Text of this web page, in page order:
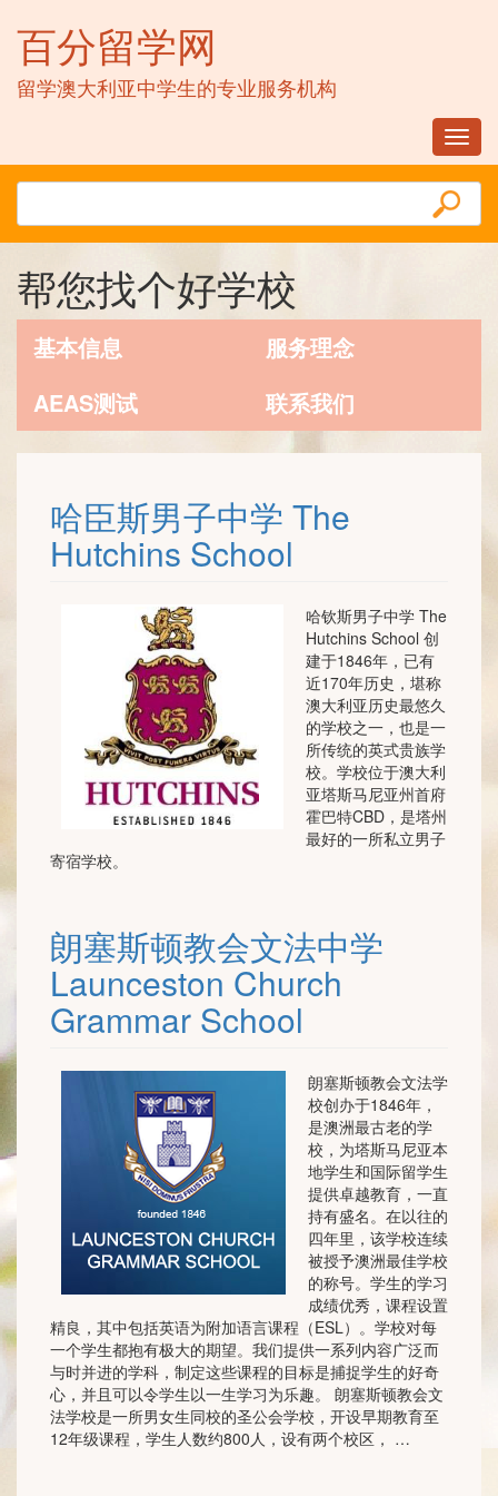
百分留学网
留学澳大利亚中学生的专业服务机构
帮您找个好学校
基本信息
服务理念
AEAS测试
联系我们
哈臣斯男子中学 The
Hutchins School
哈钦斯男子中学 The
Hutchins School 创
建于1846年，已有
近170年历史，堪称
澳大利亚历史最悠久
的学校之一，也是一
所传统的英式贵族学
校。学校位于澳大利
亚塔斯马尼亚州首府
霍巴特CBD，是塔州
最好的一所私立男子
寄宿学校。
朗塞斯顿教会文法中学
Launceston Church
Grammar School
朗塞斯顿教会文法学
校创办于1846年，
是澳洲最古老的学
校，为塔斯马尼亚本
地学生和国际留学生
提供卓越教育，一直
持有盛名。在以往的
四年里，该学校连续
被授予澳洲最佳学校
的称号。学生的学习
成绩优秀，课程设置
精良，其中包括英语为附加语言课程（ESL）。学校对每
一个学生都抱有极大的期望。我们提供一系列内容广泛而
与时并进的学科，制定这些课程的目标是捕捉学生的好奇
心，并且可以令学生以一生学习为乐趣。 朗塞斯顿教会文
法学校是一所男女生同校的圣公会学校，开设早期教育至
12年级课程，学生人数约800人，设有两个校区， …